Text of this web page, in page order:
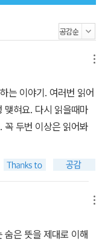
는 이야기. 여러번 읽어
맺혀요. 다시 읽을때마
꼭 두번 이상은 읽어봐
숨은 뜻을 제대로 이해